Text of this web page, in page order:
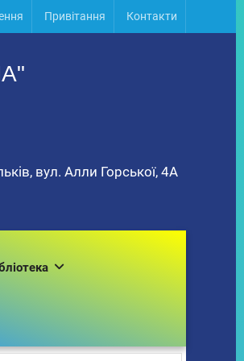
Привітання Контакти
вул. Алли Горської, 4А